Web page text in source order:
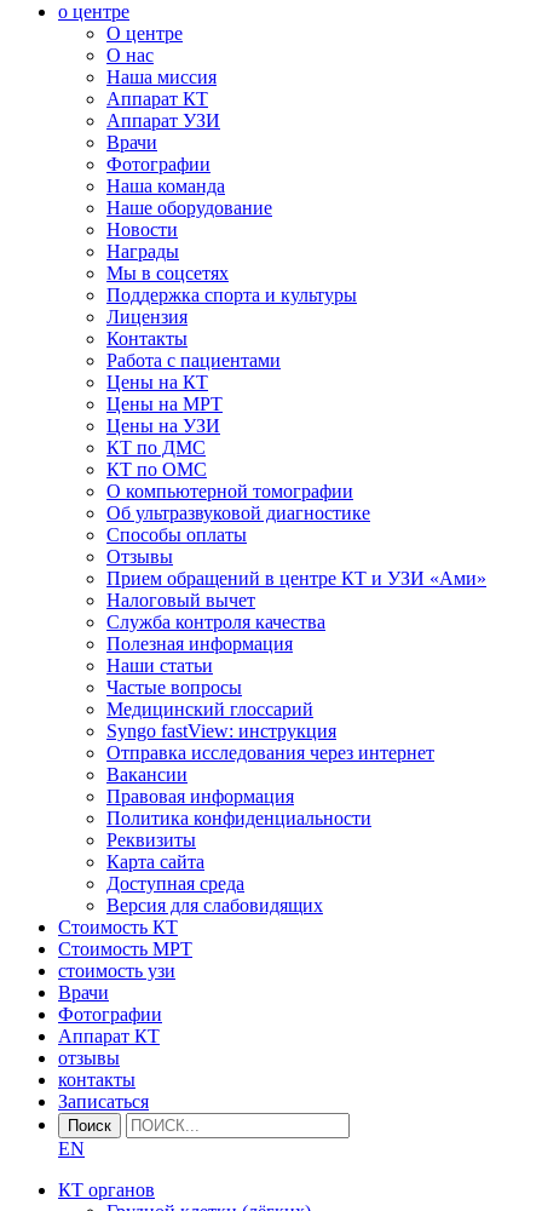
о центре
О центре
О нас
Наша миссия
Аппарат КТ
Аппарат УЗИ
Врачи
Фотографии
Наша команда
Наше оборудование
Новости
Награды
Мы в соцсетях
Поддержка спорта и культуры
Лицензия
Контакты
Работа с пациентами
Цены на КТ
Цены на МРТ
Цены на УЗИ
КТ по ДМС
КТ по ОМС
О компьютерной томографии
Об ультразвуковой диагностике
Способы оплаты
Отзывы
Прием обращений в центре КТ и УЗИ «Ами»
Налоговый вычет
Служба контроля качества
Полезная информация
Наши статьи
Частые вопросы
Медицинский глоссарий
Syngo fastView: инструкция
Отправка исследования через интернет
Вакансии
Правовая информация
Политика конфиденциальности
Реквизиты
Карта сайта
Доступная среда
Версия для слабовидящих
Стоимость КТ
Стоимость МРТ
стоимость узи
Врачи
Фотографии
Аппарат КТ
отзывы
контакты
Записаться
Поиск
EN
КТ органов